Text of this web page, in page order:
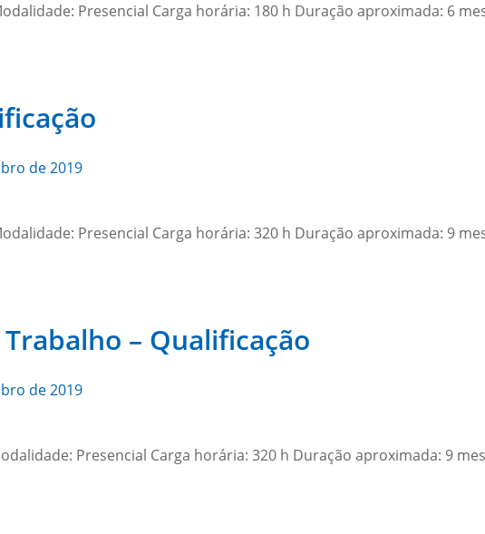
Presencial Carga horária: 180 h Duração aproximada: 6
de 2019
Presencial Carga horária: 320 h Duração aproximada: 9
– Qualificação
de 2019
Presencial Carga horária: 320 h Duração aproximada: 9